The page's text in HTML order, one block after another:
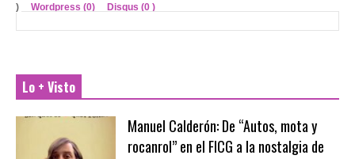
) Wordpress (0) Disqus (0 )
Lo + Visto
Manuel Calderón: De “Autos, mota y
rocanrol” en el FICG a la nostalgia de